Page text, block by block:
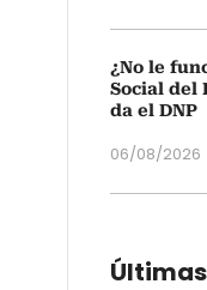
¿No le
Social del
da el DNP
06/08/2026